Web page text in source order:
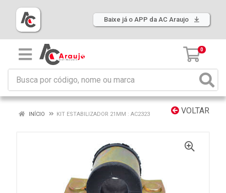
Baixe já o APP da AC Araujo
0
VOLTAR
INÍCIO KIT ESTABILIZADOR 21MM : AC2323